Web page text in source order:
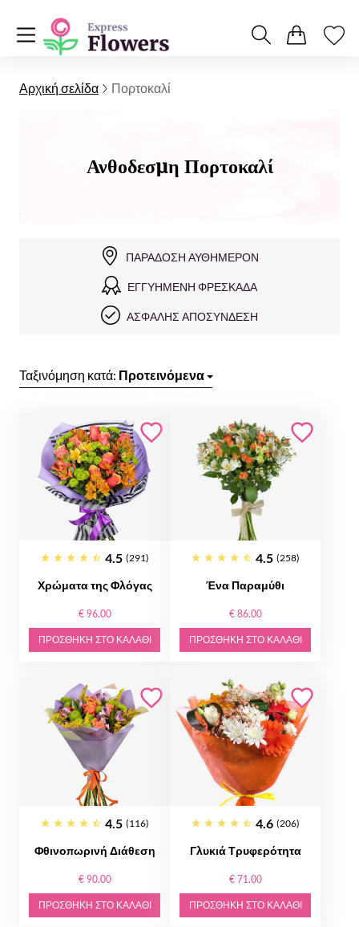
Αρχική σελίδα Πορτοκαλί
Ανθοδεσμη Πορτοκαλί
ΠΑΡΆΔΟΣΗ ΑΥΘΗΜΕΡΌΝ
ΕΓΓΥΗΜΈΝΗ ΦΡΕΣΚΆΔΑ
ΑΣΦΑΛΉΣ ΑΠΟΣΎΝΔΕΣΗ
Ταξινόμηση κατά: Προτεινόμενα
4.5 (291)
Χρώματα της Φλόγας
€ 96.00
ΠΡΟΣΘΉΚΗ ΣΤΟ ΚΑΛΆΘΙ
4.5 (258)
Ένα Παραμύθι
€ 86.00
ΠΡΟΣΘΉΚΗ ΣΤΟ ΚΑΛΆΘΙ
4.5 (116)
Φθινοπωρινή Διάθεση
€ 90.00
ΠΡΟΣΘΉΚΗ ΣΤΟ ΚΑΛΆΘΙ
4.6 (206)
Γλυκιά Τρυφερότητα
€ 71.00
ΠΡΟΣΘΉΚΗ ΣΤΟ ΚΑΛΆΘΙ